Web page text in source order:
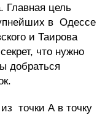
Главная цель
в Одессе
и Таирова
что нужно
добраться
точки А в точку